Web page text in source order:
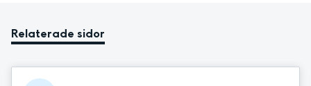
Relaterade sidor